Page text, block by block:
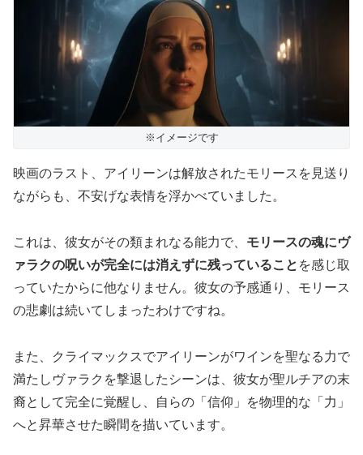
※イメージです
映画のラスト、アイリーンは解放されたモリースを見送り
ながらも、不安げな表情を浮かべていました。
これは、彼女がその類まれなる能力で、 モリースの魂にヴ
ァラクの呪いが完全には消えずに残っていること を感じ取
っていたからに他なりません。彼女の予感通り、モリース
の悲劇は続いてしまったわけですね。
また、クライマックスでアイリーンがワインを聖なる力で
満たしヴァラクを撃退したシーンは、彼女が聖ルチアの末
裔として完全に覚醒し、自らの「信仰」を物理的な「力」
へと昇華させた瞬間を描いています。